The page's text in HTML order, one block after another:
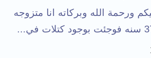
ورحمة الله وبركاته انا متزوجه